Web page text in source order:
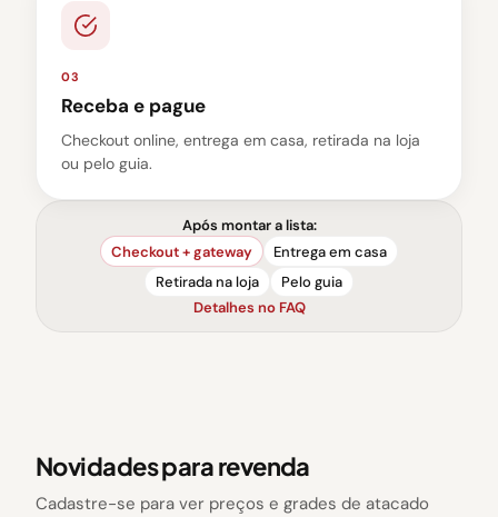
03
Receba e pague
Checkout online, entrega em casa, retirada na loja
ou pelo guia.
Após montar a lista:
Checkout + gateway
Entrega em casa
Retirada na loja
Pelo guia
Detalhes no FAQ
Novidades para revenda
Cadastre-se para ver preços e grades de atacado